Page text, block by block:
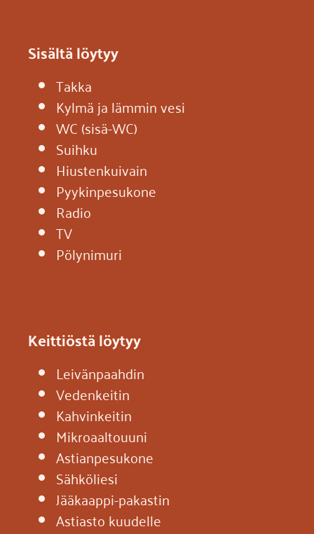
Sisältä löytyy
Takka
Kylmä ja lämmin vesi
WC (sisä-WC)
Suihku
Hiustenkuivain
Pyykinpesukone
Radio
TV
Pölynimuri
Keittiöstä löytyy
Leivänpaahdin
Vedenkeitin
Kahvinkeitin
Mikroaaltouuni
Astianpesukone
Sähköliesi
Jääkaappi-pakastin
Astiasto kuudelle